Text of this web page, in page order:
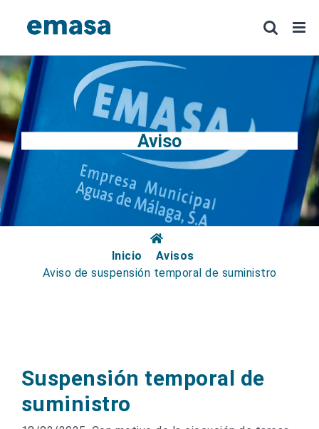
Aviso
Inicio
Avisos
Aviso de suspensión temporal de suministro
Suspensión temporal de
suministro